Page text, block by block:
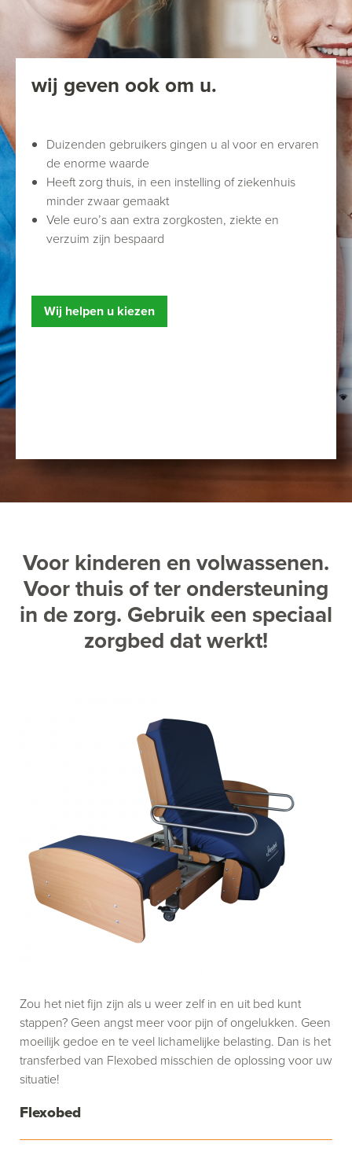
wij geven ook om u.
Duizenden gebruikers gingen u al voor en ervaren
de enorme waarde
Heeft zorg thuis, in een instelling of ziekenhuis
minder zwaar gemaakt
Vele euro’s aan extra zorgkosten, ziekte en
verzuim zijn bespaard
Wij helpen u kiezen
Voor kinderen en volwassenen.
Voor thuis of ter ondersteuning
in de zorg. Gebruik een speciaal
zorgbed dat werkt!
Flexobed
Zou het niet fijn zijn als u weer zelf in en uit bed kunt
stappen? Geen angst meer voor pijn of ongelukken. Geen
moeilijk gedoe en te veel lichamelijke belasting. Dan is het
transferbed van Flexobed misschien de oplossing voor uw
situatie!